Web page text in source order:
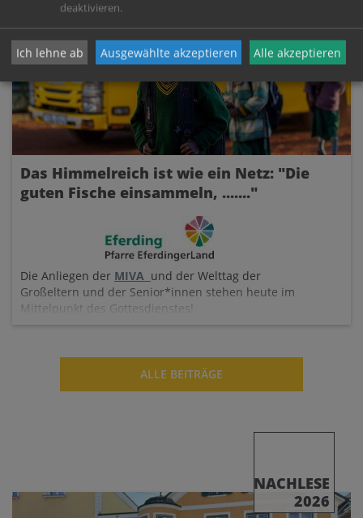
Das Himmelreich ist wie ein Netz: "Die
guten Fische einsammeln, ......."
Die Anliegen der MIVA und der Welttag der
Großeltern und der Senior*innen stehen heute im
Mittelpunkt des Gottesdienstes!
ALLE BEITRÄGE
NACHLESE
2026
deaktivieren.
Ich lehne ab Ausgewählte akzeptieren Alle akzeptieren